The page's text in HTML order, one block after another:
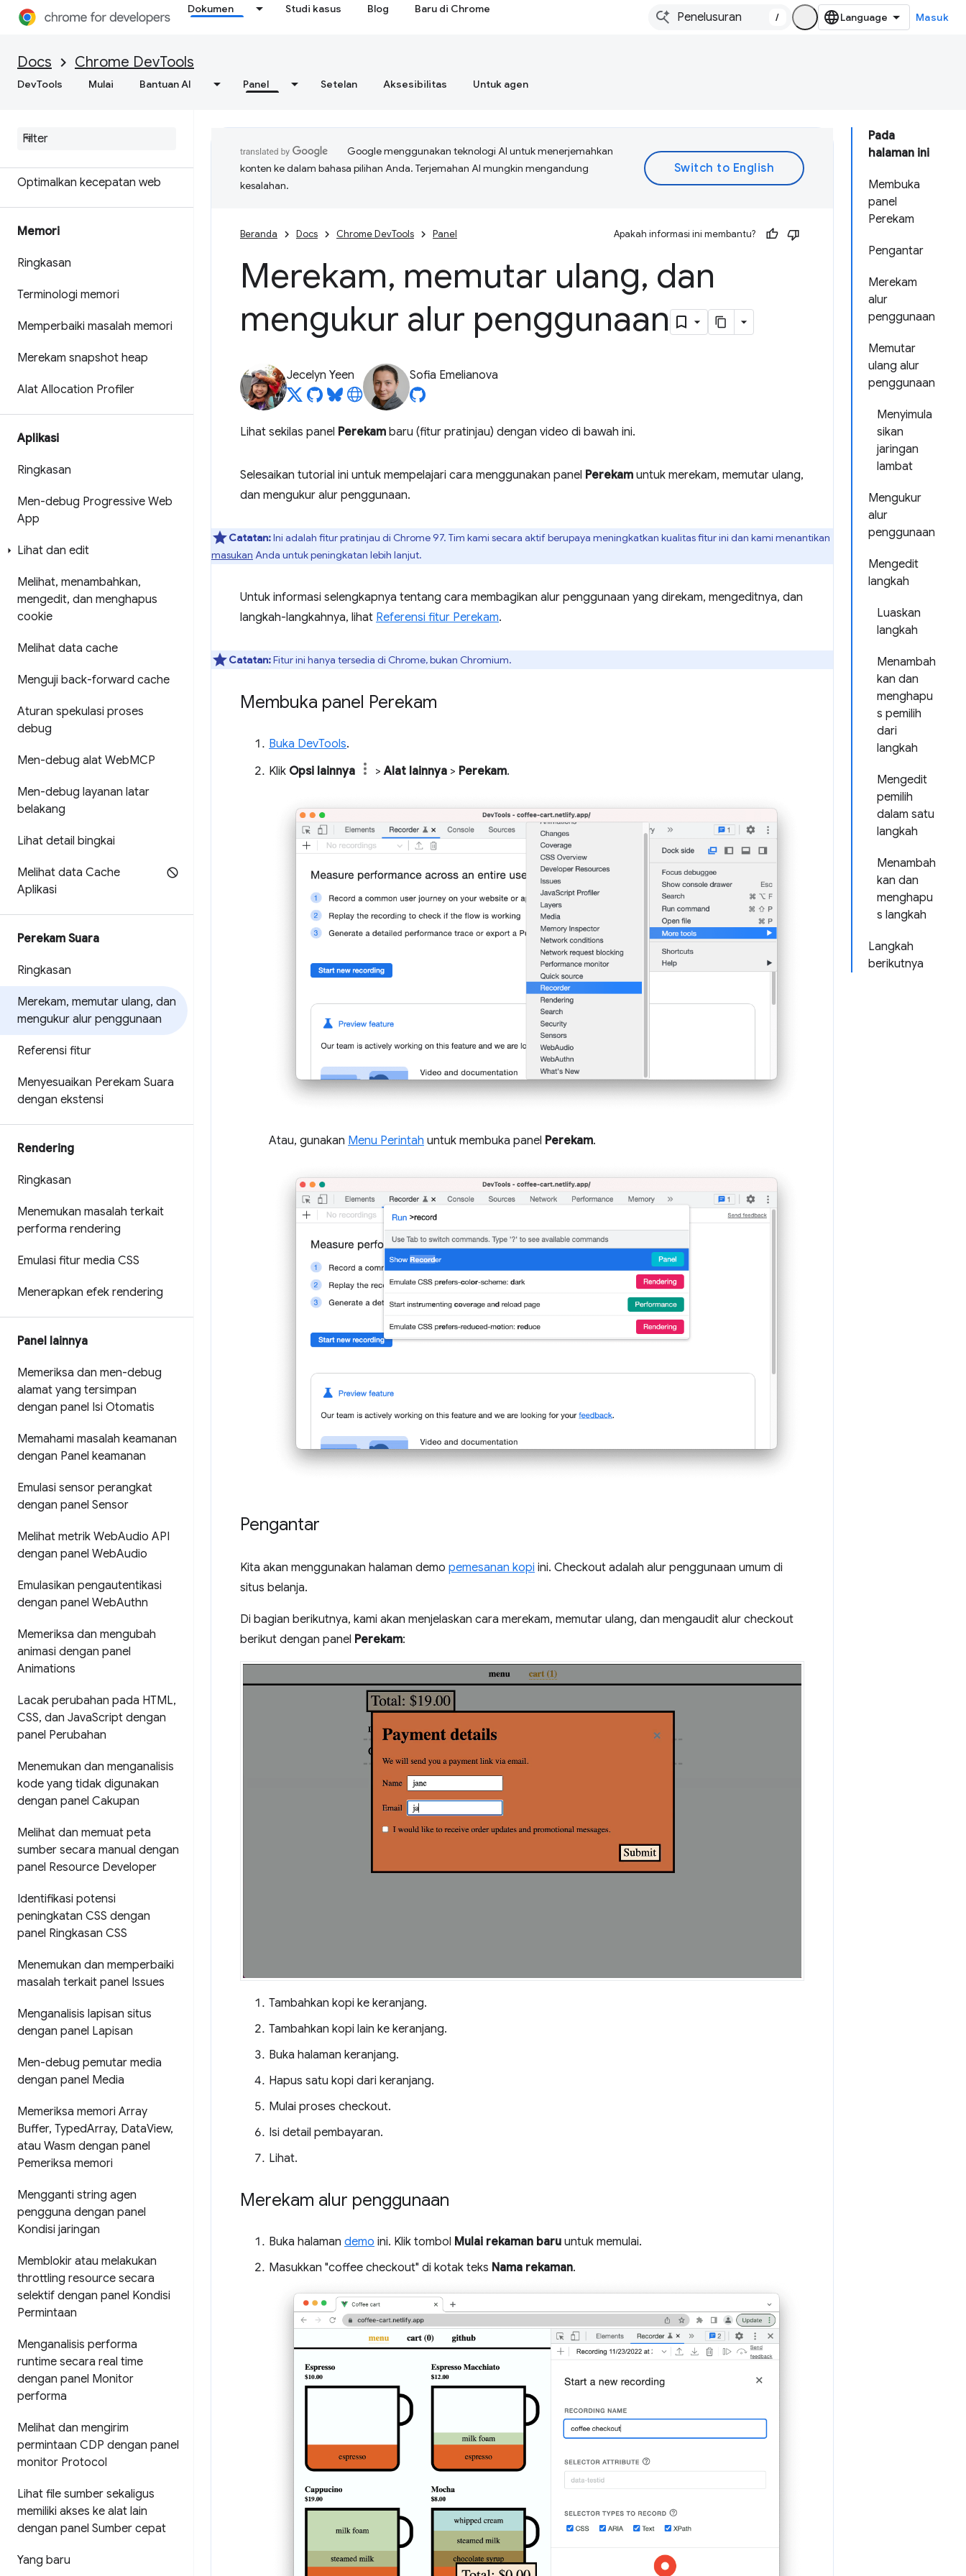
Dokumen Studi kasus Blog Baru di Chrome
/ Masuk
Docs Chrome DevTools
DevTools Mulai Bantuan AI Panel Setelan Aksesibilitas Untuk agen
Dapatkan hasil analisis yang
performa situs Anda
Menyimpan rekaman aktivitas
Optimalkan kecepatan web
Memori
Ringkasan
Terminologi memori
Memperbaiki masalah memori
Merekam snapshot heap
Alat Allocation Profiler
Aplikasi
Ringkasan
Men-debug Progressive Web
App
Lihat dan edit
Melihat, menambahkan,
mengedit, dan menghapus
cookie
Melihat data cache
Menguji back-forward cache
Aturan spekulasi proses
debug
Men-debug alat WebMCP
Men-debug layanan latar
belakang
Lihat detail bingkai
Melihat data Cache
Aplikasi
Perekam Suara
Ringkasan
Merekam, memutar ulang, dan
mengukur alur penggunaan
Referensi fitur
Menyesuaikan Perekam Suara
dengan ekstensi
Rendering
Ringkasan
Menemukan masalah terkait
performa rendering
Emulasi fitur media CSS
Menerapkan efek rendering
Panel lainnya
Memeriksa dan men-debug
alamat yang tersimpan
dengan panel Isi Otomatis
Memahami masalah keamanan
dengan Panel keamanan
Emulasi sensor perangkat
dengan panel Sensor
Melihat metrik WebAudio API
dengan panel WebAudio
Emulasikan pengautentikasi
dengan panel WebAuthn
Memeriksa dan mengubah
animasi dengan panel
Animations
Lacak perubahan pada HTML,
CSS, dan JavaScript dengan
panel Perubahan
Menemukan dan menganalisis
kode yang tidak digunakan
dengan panel Cakupan
Melihat dan memuat peta
sumber secara manual dengan
panel Resource Developer
Identifikasi potensi
peningkatan CSS dengan
panel Ringkasan CSS
Menemukan dan memperbaiki
masalah terkait panel Issues
Menganalisis lapisan situs
dengan panel Lapisan
Men-debug pemutar media
dengan panel Media
Memeriksa memori Array
Buffer, TypedArray, DataView,
atau Wasm dengan panel
Pemeriksa memori
Mengganti string agen
pengguna dengan panel
Kondisi jaringan
Memblokir atau melakukan
throttling resource secara
selektif dengan panel Kondisi
Permintaan
Menganalisis performa
runtime secara real time
dengan panel Monitor
performa
Melihat dan mengirim
permintaan CDP dengan panel
monitor Protocol
Lihat file sumber sekaligus
memiliki akses ke alat lain
dengan panel Sumber cepat
Yang baru
Pada
halaman ini
Membuka
panel
Perekam
Pengantar
Merekam
alur
penggunaan
Memutar
ulang alur
penggunaan
Menyimula
sikan
jaringan
lambat
Mengukur
alur
penggunaan
Mengedit
langkah
Luaskan
langkah
Menambah
kan dan
menghapu
s pemilih
dari
langkah
Mengedit
pemilih
dalam satu
langkah
Menambah
kan dan
menghapu
s langkah
Langkah
berikutnya
Google menggunakan teknologi AI untuk menerjemahkan
konten ke dalam bahasa pilihan Anda. Terjemahan AI mungkin mengandung
kesalahan.
Beranda Docs Chrome DevTools Panel Apakah informasi ini membantu?
Merekam, memutar ulang, dan
mengukur alur penggunaan
Jecelyn Yeen Sofia Emelianova
Lihat sekilas panel Perekam baru (fitur pratinjau) dengan video di bawah ini.
Selesaikan tutorial ini untuk mempelajari cara menggunakan panel Perekam untuk merekam, memutar ulang,
dan mengukur alur penggunaan.
Catatan:Ini adalah fitur pratinjau di Chrome 97. Tim kami secara aktif berupaya meningkatkan kualitas fitur ini dan kami menantikan
masukan Anda untuk peningkatan lebih lanjut.
Untuk informasi selengkapnya tentang cara membagikan alur penggunaan yang direkam, mengeditnya, dan
langkah-langkahnya, lihat Referensi fitur Perekam.
Catatan:Fitur ini hanya tersedia di Chrome, bukan Chromium.
Membuka panel Perekam
Buka DevTools.
Klik Opsi lainnya >Alat lainnya > Perekam.
Atau, gunakan Menu Perintah untuk membuka panel Perekam.
Pengantar
Kita akan menggunakan halaman demo pemesanan kopi ini. Checkout adalah alur penggunaan umum di
situs belanja.
Di bagian berikutnya, kami akan menjelaskan cara merekam, memutar ulang, dan mengaudit alur checkout
berikut dengan panel Perekam:
Tambahkan kopi ke keranjang.
Tambahkan kopi lain ke keranjang.
Buka halaman keranjang.
Hapus satu kopi dari keranjang.
Mulai proses checkout.
Isi detail pembayaran.
Lihat.
Merekam alur penggunaan
Buka halaman demo ini. Klik tombol Mulai rekaman baru untuk memulai.
Masukkan "coffee checkout" di kotak teks Nama rekaman.